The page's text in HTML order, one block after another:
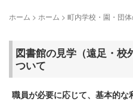
ホーム > ホーム > 町内学校・園・団
図書館の見学（遠足・校
ついて
職員が必要に応じて、基本的な